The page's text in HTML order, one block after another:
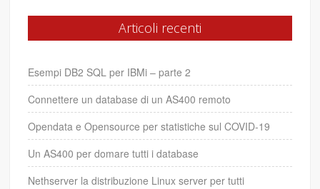
Articoli recenti
Esempi DB2 SQL per IBMi – parte 2
Connettere un database di un AS400 remoto
Opendata e Opensource per statistiche sul COVID-19
Un AS400 per domare tutti i database
Nethserver la distribuzione Linux server per tutti